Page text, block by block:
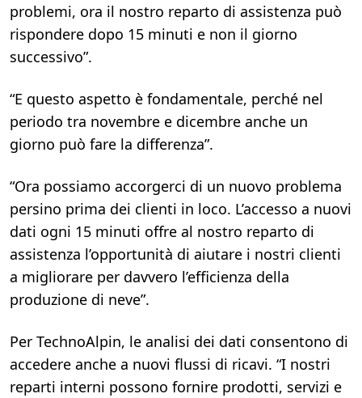
problemi, ora il nostro reparto di assistenza può
rispondere dopo 15 minuti e non il giorno
successivo”.
“E questo aspetto è fondamentale, perché nel
periodo tra novembre e dicembre anche un
giorno può fare la differenza”.
“Ora possiamo accorgerci di un nuovo problema
persino prima dei clienti in loco. L’accesso a nuovi
dati ogni 15 minuti offre al nostro reparto di
assistenza l’opportunità di aiutare i nostri clienti
a migliorare per davvero l’efficienza della
produzione di neve”.
Per TechnoAlpin, le analisi dei dati consentono di
accedere anche a nuovi flussi di ricavi. “I nostri
reparti interni possono fornire prodotti, servizi e